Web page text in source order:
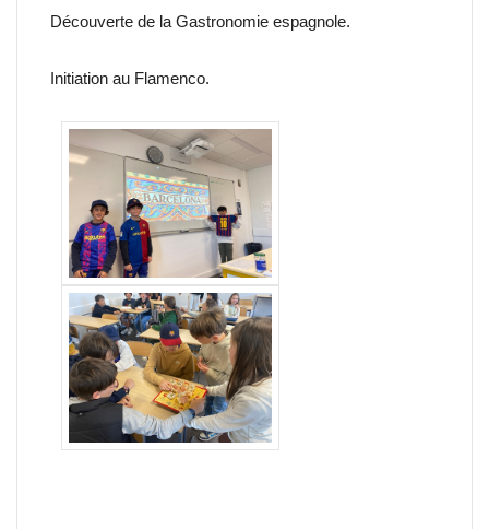
Découverte de la Gastronomie espagnole.
Initiation au Flamenco.